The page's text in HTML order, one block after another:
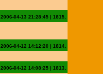
2006-04-13 21:28:45| 1815.
2006-04-12 14:12:20 | 1814.
2006-04-12 14:08:25| 1813.